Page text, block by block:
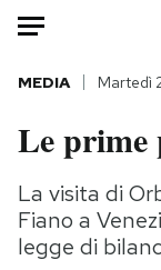
HOME
Italia
Mondo
Politica
MEDIA Martedì
Le prime
La visita di
Fiano a
legge di